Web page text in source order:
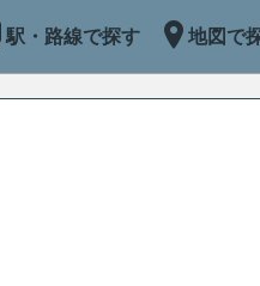
駅・路線で探す 地図で